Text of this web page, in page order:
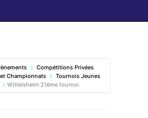
Compétitions Privées
Championnats
Tournois Jeunes
Wittelsheim 21ème tournoi